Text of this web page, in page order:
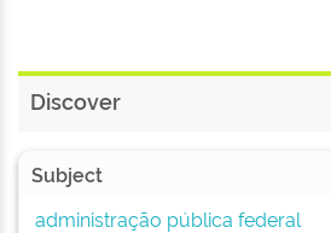
Discover
Subject
administração pública federal